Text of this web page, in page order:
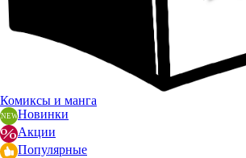
Комиксы и манга
Новинки
Акции
Популярные